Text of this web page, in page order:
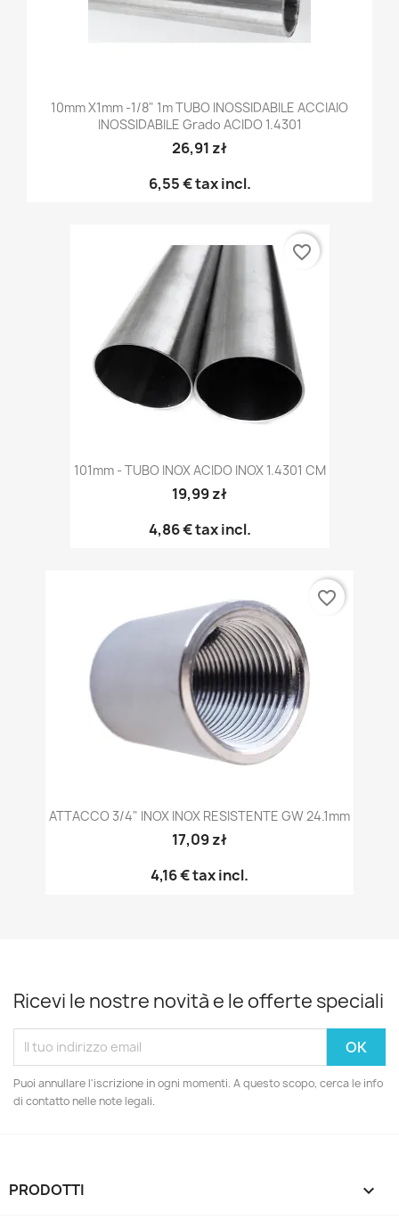
10mm X1mm -1/8" 1m TUBO INOSSIDABILE ACCIAIO
INOSSIDABILE Grado ACIDO 1.4301
26,91 zł
6,55 €tax incl.
101mm - TUBO INOX ACIDO INOX 1.4301 CM
19,99 zł
4,86 €tax incl.
favorite_border
ATTACCO 3/4" INOX INOX RESISTENTE GW 24.1mm
17,09 zł
4,16 €tax incl.
favorite_border
Ricevi le nostre novità e le offerte speciali
Puoi annullare l'iscrizione in ogni momenti. A questo scopo, cerca le info
di contatto nelle note legali.
PRODOTTI 